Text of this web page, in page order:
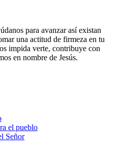
para avanzar así existan
una actitud de firmeza en tu
impida verte, contribuye con
en nombre de Jesús.
el pueblo
Señor